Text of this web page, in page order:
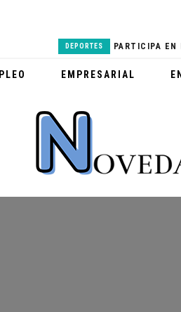
DEPORTES
EMPRESARIAL